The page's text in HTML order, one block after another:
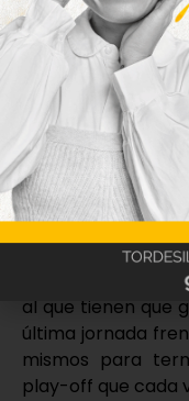
El Astorga
cuatro minutos
equipo defendió
concediendo ni
llevarse
Tordesillas y
victoria.
El próximo
Tordesillas se
próxima
al que tienen que
última jornada
mismos para
play-off que cada